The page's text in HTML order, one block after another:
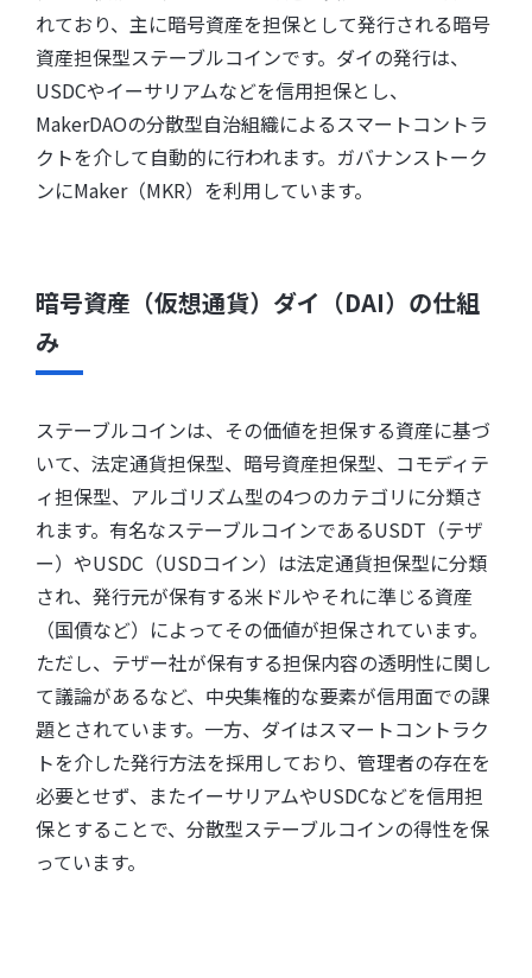
れており、主に暗号資産を担保として発行される暗号
資産担保型ステーブルコインです。ダイの発行は、
USDCやイーサリアムなどを信用担保とし、
MakerDAOの分散型自治組織によるスマートコントラ
クトを介して自動的に行われます。ガバナンストーク
ンにMaker（MKR）を利用しています。
暗号資産（仮想通貨）ダイ（DAI）の仕組
み
ステーブルコインは、その価値を担保する資産に基づ
いて、法定通貨担保型、暗号資産担保型、コモディテ
ィ担保型、アルゴリズム型の4つのカテゴリに分類さ
れます。有名なステーブルコインであるUSDT（テザ
ー）やUSDC（USDコイン）は法定通貨担保型に分類
され、発行元が保有する米ドルやそれに準じる資産
（国債など）によってその価値が担保されています。
ただし、テザー社が保有する担保内容の透明性に関し
て議論があるなど、中央集権的な要素が信用面での課
題とされています。一方、ダイはスマートコントラク
トを介した発行方法を採用しており、管理者の存在を
必要とせず、またイーサリアムやUSDCなどを信用担
保とすることで、分散型ステーブルコインの得性を保
っています。